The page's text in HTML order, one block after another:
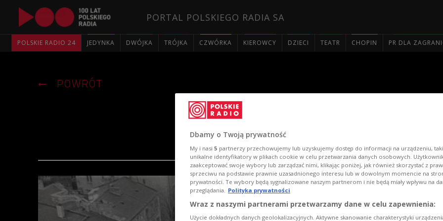
PORTAL POLSKIEGO RADIA SA
POLSKIE RADIO 24 JEDYNKA DWÓJKA TRÓJKA CZWÓRKA KIEROWCY DZIECI TEATR CHOPIN PR DLA
POWRÓT
Dbamy o Twoją prywatność
My i nasi 5 partnerzy przechowujemy lub uzyskujemy dostęp do informacji na urządzeniu,
unikalne identyfikatory w plikach cookie w celu przetwarzania danych osobowych.
zaakceptować swoje wybory lub zarządzać nimi, klikając poniżej, jak również skorzystać z
sprzeciwu na podstawie prawnie uzasadnionego interesu lub w dowolnym momencie na
prywatności. Te wybory będą sygnalizowane naszym partnerom i nie będą miały wpływu na
przeglądania.
Polityka prywatności
Wraz z naszymi partnerami przetwarzamy dane w celu zapewnienia:
Użycie dokładnych danych geolokalizacyjnych. Aktywne skanowanie charakterystyki